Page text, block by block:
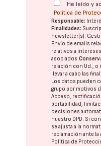
He leído y
Política de
Responsable:
Finalidades:
newsletter(s).
Envío de emails
relativos a
asociados.
relación con Ud., o
llevar a cabo las
Los datos pueden
grupo por motivos
Acceso,
portabilidad,
decisiones
nuestro DPD. Si
se ajusta a la
reclamación ante la
Política de